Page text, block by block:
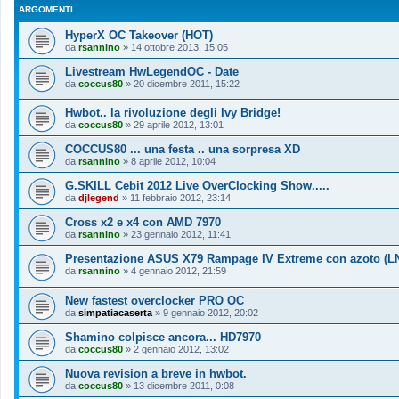
ARGOMENTI
HyperX OC Takeover (HOT)
da rsannino » 14 ottobre 2013, 15:05
Livestream HwLegendOC - Date
da coccus80 » 20 dicembre 2011, 15:22
Hwbot.. la rivoluzione degli Ivy Bridge!
da coccus80 » 29 aprile 2012, 13:01
COCCUS80 ... una festa .. una sorpresa XD
da rsannino » 8 aprile 2012, 10:04
G.SKILL Cebit 2012 Live OverClocking Show.....
da djlegend » 11 febbraio 2012, 23:14
Cross x2 e x4 con AMD 7970
da rsannino » 23 gennaio 2012, 11:41
Presentazione ASUS X79 Rampage IV Extreme con azoto
da rsannino » 4 gennaio 2012, 21:59
New fastest overclocker PRO OC
da simpatiacaserta » 9 gennaio 2012, 20:02
Shamino colpisce ancora... HD7970
da coccus80 » 2 gennaio 2012, 13:02
Nuova revision a breve in hwbot.
da coccus80 » 13 dicembre 2011, 0:08